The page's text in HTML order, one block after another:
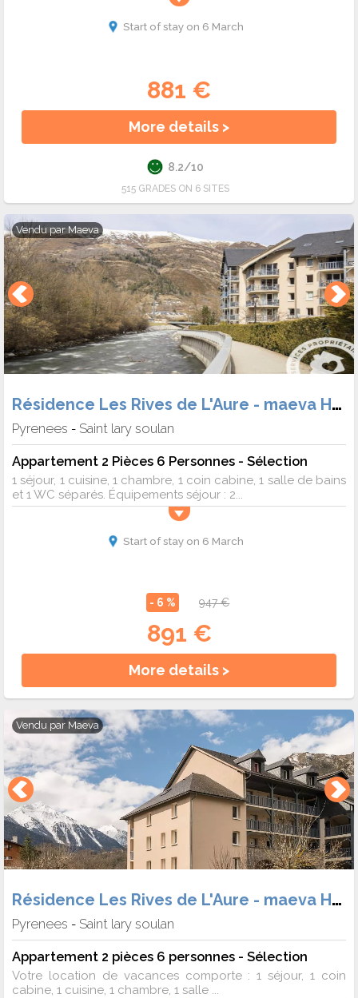
Start of stay on 6 March
881 €
More details >
8.2/10
515 GRADES ON 6 SITES
Vendu par Maeva
Résidence Les Rives de L'Aure - maeva Home
Pyrenees - Saint lary soulan
Appartement 2 Pièces 6 Personnes - Sélection
1 séjour, 1 cuisine, 1 chambre, 1 coin cabine, 1 salle de bains
et 1 WC séparés. Équipements séjour : 2...
Start of stay on 6 March
- 6 % 947 €
891 €
More details >
Vendu par Maeva
Résidence Les Rives de L'Aure - maeva Home
Pyrenees - Saint lary soulan
Appartement 2 pièces 6 personnes - Sélection
Votre location de vacances comporte : 1 séjour, 1 coin
cabine, 1 cuisine, 1 chambre, 1 salle ...